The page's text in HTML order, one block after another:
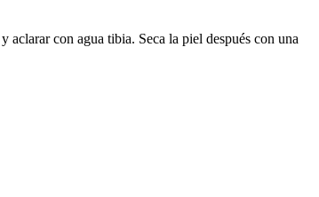
aclarar con agua tibia. Seca la piel después con una